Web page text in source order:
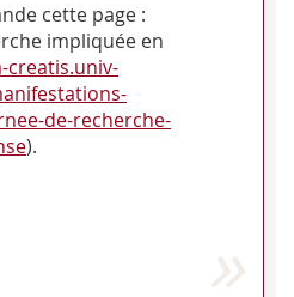
cette page :
impliquée en
creatis.univ-
de-recherche-
).